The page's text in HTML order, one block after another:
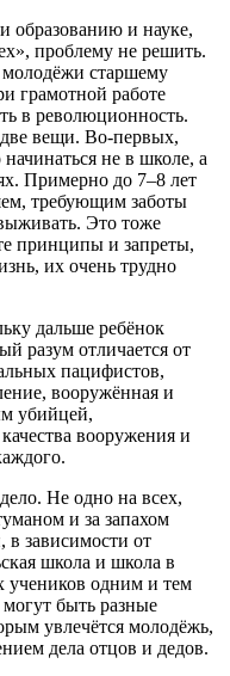
образованию и науке,
проблему не решить.
старшему
грамотной работе
в революционность.
вещи. Во-первых,
не в школе, а
Примерно до 7–8 лет
требующим заботы
Это тоже
принципы и запреты,
их очень трудно
дальше ребёнок
разум отличается от
пацифистов,
вооружённая и
убийцей,
вооружения и
Не одно на всех,
и за запахом
зависимости от
школа и школа в
учеников одним и тем
быть разные
увлечётся молодёжь,
дела отцов и дедов.